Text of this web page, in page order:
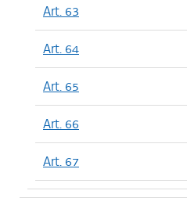
Art. 63
Art. 64
Art. 65
Art. 66
Art. 67